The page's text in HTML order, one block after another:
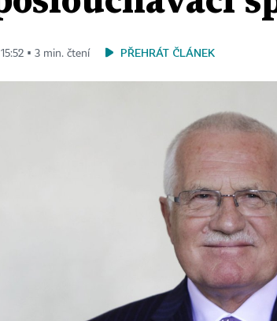
▪ 3 min. čtení PŘEHRÁT ČLÁNEK